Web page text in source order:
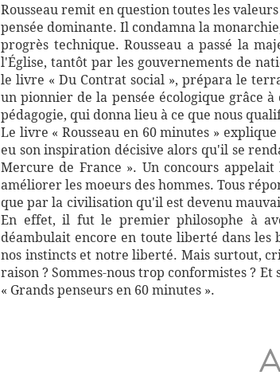
Rousseau remit en question toutes les
pensée dominante. Il condamna la
progrès technique. Rousseau a passé la
l'Église, tantôt par les gouvernements de
le livre « Du Contrat social », prépara le
un pionnier de la pensée écologique grâce
pédagogie, qui donna lieu à ce que nous
Le livre « Rousseau en 60 minutes »
eu son inspiration décisive alors qu'il se
Mercure de France ». Un concours
améliorer les moeurs des hommes. Tous
que par la civilisation qu'il est devenu
En effet, il fut le premier philosophe à
déambulait encore en toute liberté dans les
nos instincts et notre liberté. Mais surtout,
raison ? Sommes-nous trop conformistes ?
« Grands penseurs en 60 minutes ».